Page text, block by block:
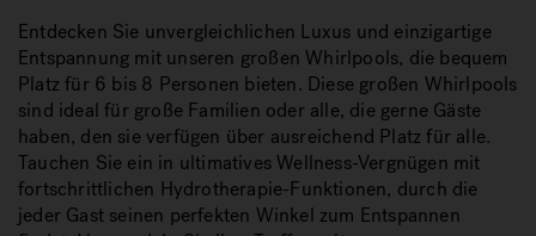
Entdecken Sie unvergleichlichen Luxus und einzigartige
Entspannung mit unseren großen Whirlpools, die bequem
Platz für 6 bis 8 Personen bieten. Diese großen Whirlpools
sind ideal für große Familien oder alle, die gerne Gäste
haben, den sie verfügen über ausreichend Platz für alle.
Tauchen Sie ein in ultimatives Wellness-Vergnügen mit
fortschrittlichen Hydrotherapie-Funktionen, durch die
jeder Gast seinen perfekten Winkel zum Entspannen